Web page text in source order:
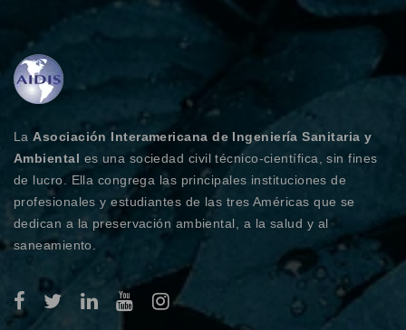
LaAsociación Interamericana de Ingeniería Sanitaria y
Ambiental es una sociedad civil técnico-científica, sin fines
de lucro. Ella congrega las principales instituciones de
profesionales y estudiantes de las tres Américas que se
dedican a la preservación ambiental, a la salud y al
saneamiento.